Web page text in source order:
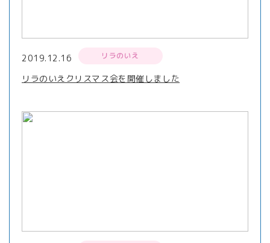
2019.12.16 リラのいえ
リラのいえクリスマス会を開催しました